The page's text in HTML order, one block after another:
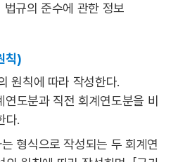
규의 준수에 관한 정보
칙)
원칙에 따라 작성한다.
도분과 직전 회계연도분을 비
다.
형식으로 작성되는 두 회계연